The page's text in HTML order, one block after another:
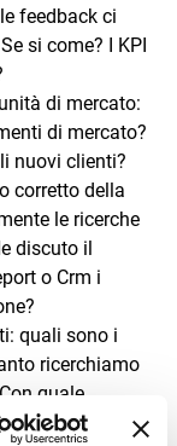
feedback ci
si come? I KPI
di mercato:
di mercato?
nuovi clienti?
corretto della
le ricerche
discuto il
o Crm i
quali sono i
ricerchiamo
quale
il